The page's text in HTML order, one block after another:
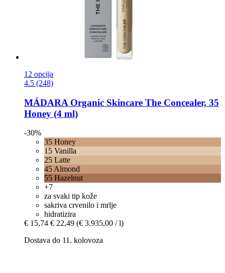
12 opcija
4.5 (248)
MÁDARA Organic Skincare The Concealer, 35
Honey (4 ml)
-30%
35 Honey
15 Vanilla
25 Latte
45 Almond
55 Hazelnut
+7
za svaki tip kože
sakriva crvenilo i mrlje
hidratizira
€ 15,74 € 22,49 (€ 3.935,00 / l)
Dostava do 11. kolovoza